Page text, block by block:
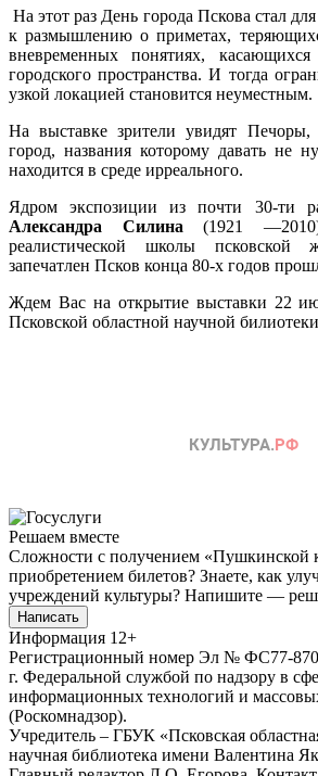
На этот раз День города Пскова стал
к размышлению о приметах,
вневременных понятиях,
городского пространства. И тогда
узкой локацией становится неуместным.
На выставке зрители увидят
город, названия которому давать не
находится в среде ирреального.
Ядром экспозиции из почти 30-ти
Александра Силина (1921 —2010)
реалистической школы
запечатлен Псков конца 80-х годов
Ждем Вас на открытие выставки 22
Псковской областной научной
Решаем вместе
Сложности с получением «Пушкинской
приобретением билетов? Знаете, как
учреждений культуры? Напишите —
Написать
Информация 12+
Регистрационный номер Эл № ФС77-
г. Федеральной службой по надзору в
информационных технологий и
(Роскомнадзор).
Учредитель – ГБУК «Псковская
научная библиотека имени Валентина